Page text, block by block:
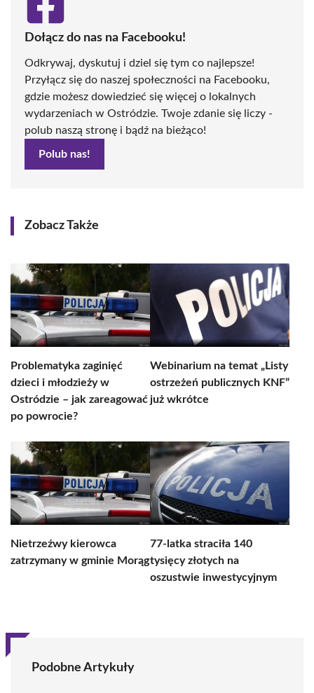
Dołącz do nas na Facebooku!
Odkrywaj, dyskutuj i dziel się tym co najlepsze!
Przyłącz się do naszej społeczności na Facebooku,
gdzie możesz dowiedzieć się więcej o lokalnych
wydarzeniach w Ostródzie. Twoje zdanie się liczy -
polub naszą stronę i bądź na bieżąco!
Polub nas!
Zobacz Także
Problematyka zaginięć
dzieci i młodzieży w
Ostródzie – jak zareagować
po powrocie?
Webinarium na temat „Listy
ostrzeżeń publicznych KNF”
już wkrótce
Nietrzeźwy kierowca
zatrzymany w gminie Morąg
77-latka straciła 140
tysięcy złotych na
oszustwie inwestycyjnym
Podobne Artykuły